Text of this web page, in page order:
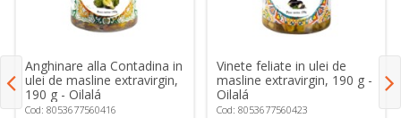
Anghinare alla Contadina in
ulei de masline extravirgin,
190 g - Oilalá
Cod: 8053677560416
Vinete feliate in ulei de
masline extravirgin, 190 g -
Oilalá
Cod: 8053677560423